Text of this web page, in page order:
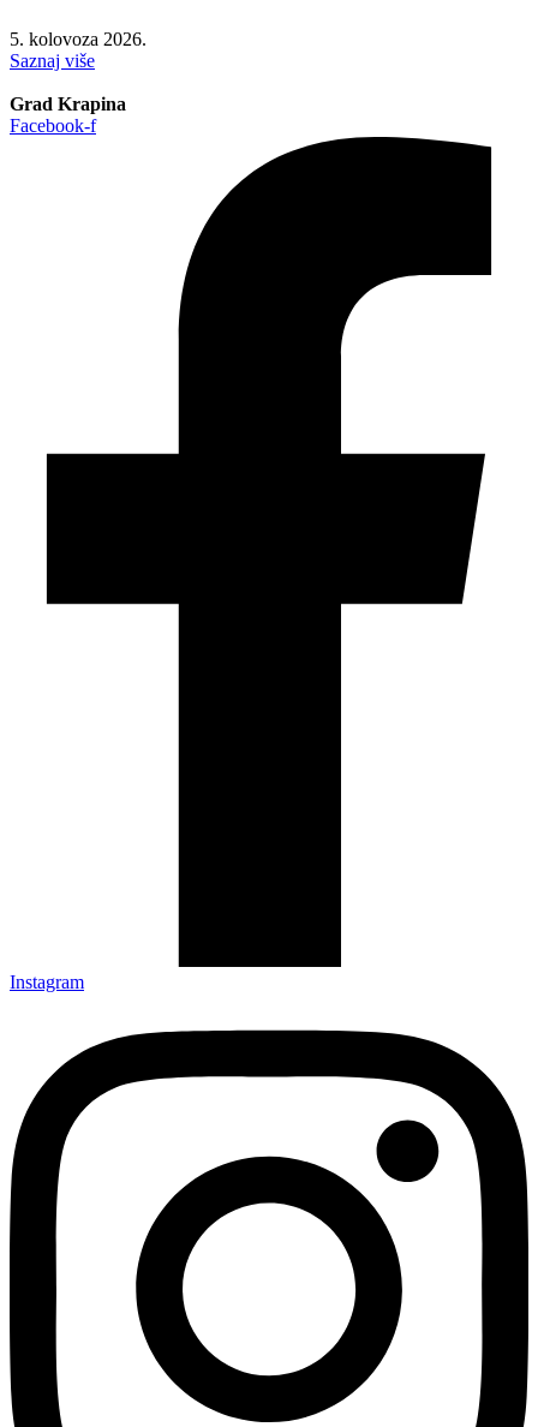
5. kolovoza 2026.
Saznaj više
Grad Krapina
Facebook-f
Instagram